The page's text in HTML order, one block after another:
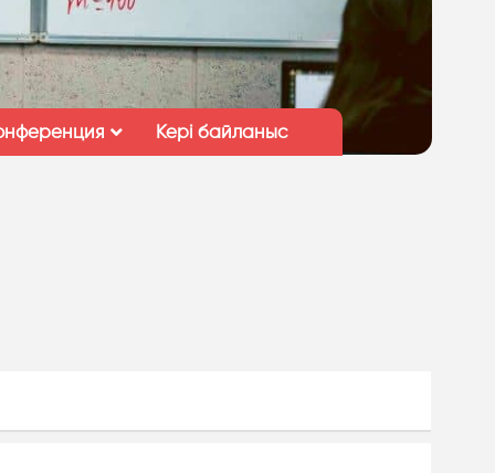
Кері байланыс